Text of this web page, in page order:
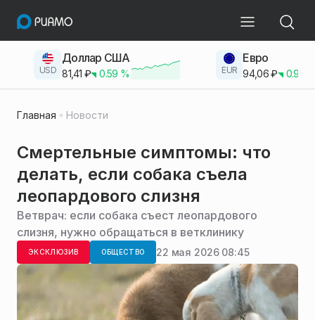
USD
Доллар США
81,41 ₽ 0.59 % EUR
Евро
94,06₽ 0.93
Главная Новости
Смертельные симптомы: что
делать, если собака съела
леопардового слизня
Ветврач: если собака съест леопардового
слизня, нужно обращаться в ветклинику
ЭКСКЛЮЗИВ ОБЩЕСТВО 22 мая 2026 08:45